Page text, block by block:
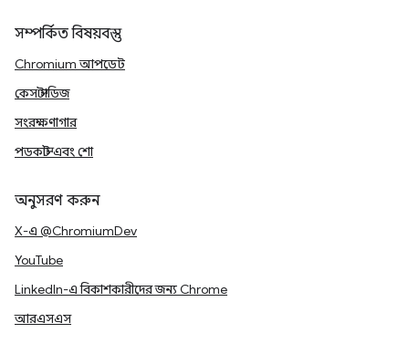
সম্পর্কিত বিষয়বস্তু
Chromium আপডেট
কেস স্টাডিজ
সংরক্ষণাগার
পডকাস্ট এবং শো
অনুসরণ করুন
X-এ @ChromiumDev
YouTube
LinkedIn-এ বিকাশকারীদের জন্য Chrome
আরএসএস